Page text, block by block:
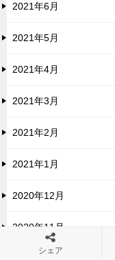
2021年6月
2021年5月
2021年4月
2021年3月
2021年2月
2021年1月
2020年12月
2020年11月
シェア